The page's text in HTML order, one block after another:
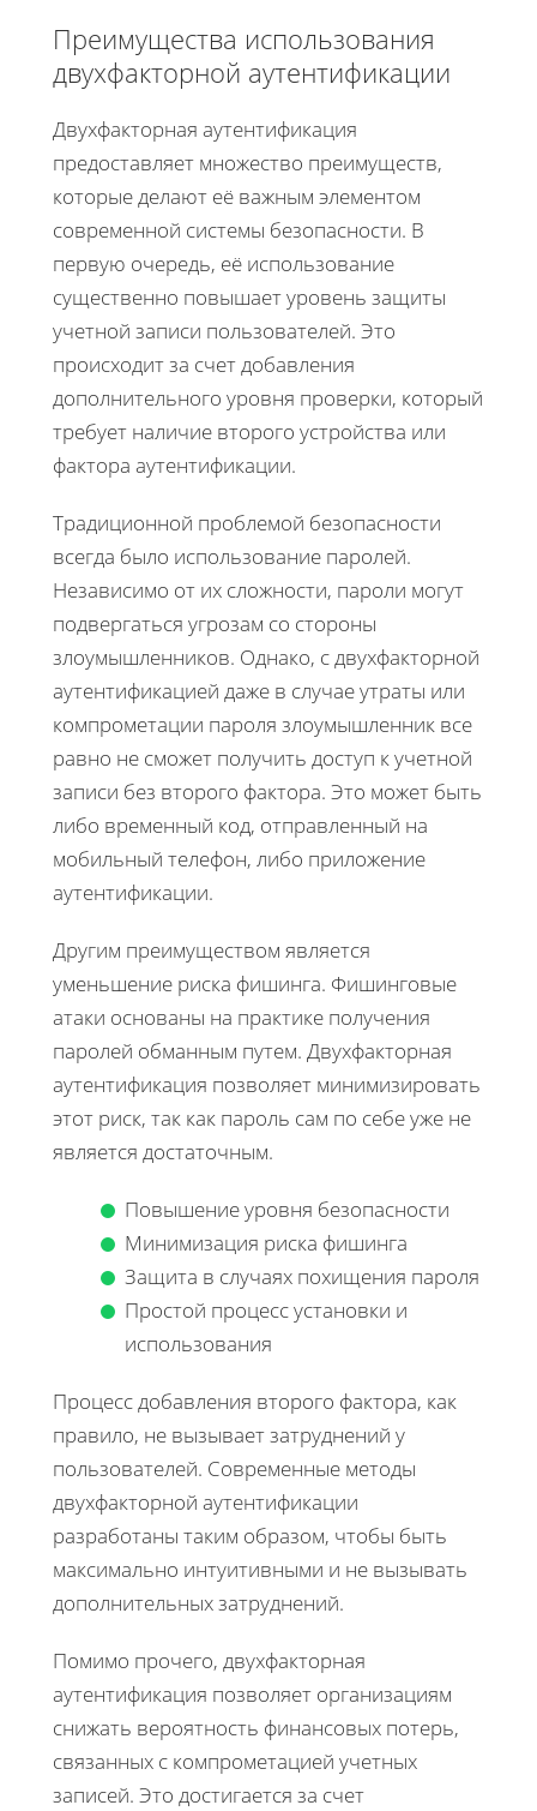
Преимущества использования
двухфакторной аутентификации
Двухфакторная аутентификация
предоставляет множество преимуществ,
которые делают её важным элементом
современной системы безопасности. В
первую очередь, её использование
существенно повышает уровень защиты
учетной записи пользователей. Это
происходит за счет добавления
дополнительного уровня проверки, который
требует наличие второго устройства или
фактора аутентификации.
Традиционной проблемой безопасности
всегда было использование паролей.
Независимо от их сложности, пароли могут
подвергаться угрозам со стороны
злоумышленников. Однако, с двухфакторной
аутентификацией даже в случае утраты или
компрометации пароля злоумышленник все
равно не сможет получить доступ к учетной
записи без второго фактора. Это может быть
либо временный код, отправленный на
мобильный телефон, либо приложение
аутентификации.
Другим преимуществом является
уменьшение риска фишинга. Фишинговые
атаки основаны на практике получения
паролей обманным путем. Двухфакторная
аутентификация позволяет минимизировать
этот риск, так как пароль сам по себе уже не
является достаточным.
Повышение уровня безопасности
Минимизация риска фишинга
Защита в случаях похищения пароля
Простой процесс установки и
использования
Процесс добавления второго фактора, как
правило, не вызывает затруднений у
пользователей. Современные методы
двухфакторной аутентификации
разработаны таким образом, чтобы быть
максимально интуитивными и не вызывать
дополнительных затруднений.
Помимо прочего, двухфакторная
аутентификация позволяет организациям
снижать вероятность финансовых потерь,
связанных с компрометацией учетных
записей. Это достигается за счет